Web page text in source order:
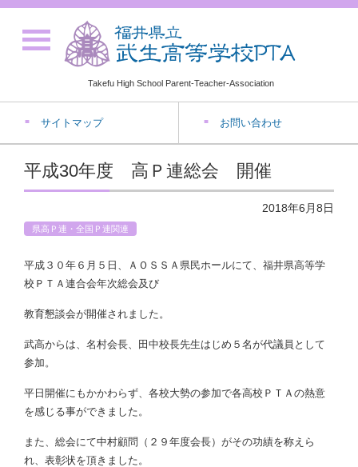
Takefu High School Parent-Teacher-Association
サイトマップ お問い合わせ
平成30年度 高Ｐ連総会 開催
2018年6月8日
県高Ｐ連・全国Ｐ連関連
平成３０年６月５日、ＡＯＳＳＡ県民ホールにて、福井県高等学
校ＰＴＡ連合会年次総会及び
教育懇談会が開催されました。
武高からは、名村会長、田中校長先生はじめ５名が代議員として
参加。
平日開催にもかかわらず、各校大勢の参加で各高校ＰＴＡの熱意
を感じる事ができました。
また、総会にて中村顧問（２９年度会長）がその功績を称えら
れ、表彰状を頂きました。